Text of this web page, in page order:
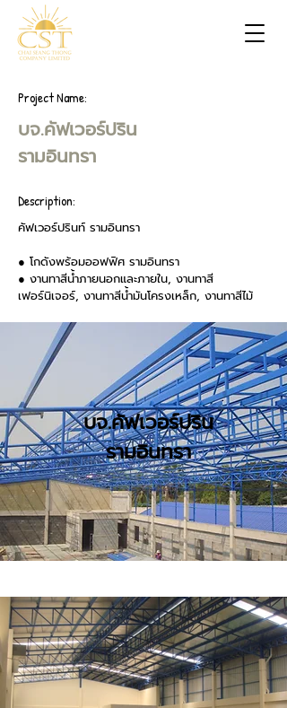
Project Name:
บจ.คัฟเวอร์ปริน
รามอินทรา
Description:
คัฟเวอร์ปรินท์ รามอินทรา
● โกดังพร้อมออฟฟิศ รามอินทรา
● งานทาสีน้ำภายนอกและภายใน, งานทาสี
เฟอร์นิเจอร์, งานทาสีน้ำมันโครงเหล็ก, งานทาสีไม้
บจ.คัฟเวอร์ปริน
รามอินทรา